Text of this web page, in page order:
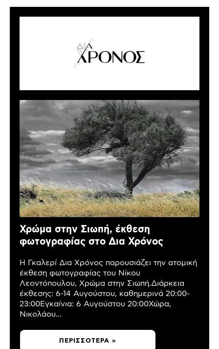
Χρώμα στην Σιωπή, έκθεση
φωτογραφίας στο Δια Χρόνος
Η Γκαλερί Δια Χρόνος παρουσιάζει την ατομική
έκθεση φωτογραφίας του Νίκου
Λεοντόπουλου, Χρώμα στην Σιωπή.Διάρκεια
έκθεσης: 6-14 Αυγούστου, καθημερινά 20:00-
23:00Εγκαίνια: 6 Αυγούστου 20:00Χώρα,
Νικολάου...
ΠΕΡΙΣΣΌΤΕΡΑ »